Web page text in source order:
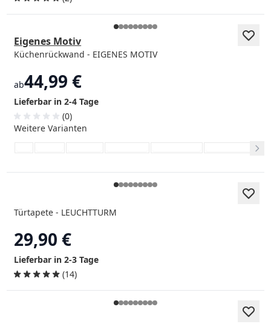
Eigenes Motiv
Küchenrückwand - EIGENES MOTIV
ab44,99 €
Lieferbar in 2-4 Tage
(0)
Weitere Varianten
Türtapete - LEUCHTTURM
29,90 €
Lieferbar in 2-3 Tage
(14)